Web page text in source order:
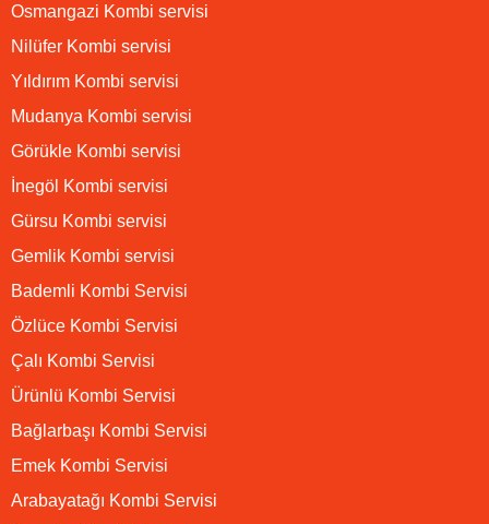
Osmangazi Kombi servisi
Nilüfer Kombi servisi
Yıldırım Kombi servisi
Mudanya Kombi servisi
Görükle Kombi servisi
İnegöl Kombi servisi
Gürsu Kombi servisi
Gemlik Kombi servisi
Bademli Kombi Servisi
Özlüce Kombi Servisi
Çalı Kombi Servisi
Ürünlü Kombi Servisi
Bağlarbaşı Kombi Servisi
Emek Kombi Servisi
Arabayatağı Kombi Servisi